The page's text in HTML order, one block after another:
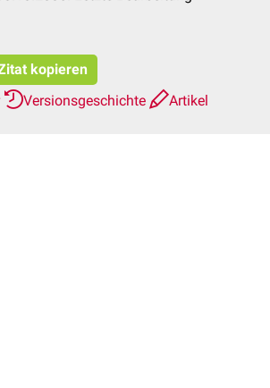
kopieren
Versionsgeschichte
Artikel